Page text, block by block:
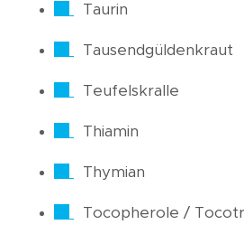
Taurin
Tausendgüldenkraut
Teufelskralle
Thiamin
Thymian
Tocopherole /